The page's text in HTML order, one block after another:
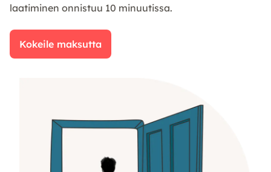
laatiminen onnistuu 10 minuutissa.
Kokeile maksutta